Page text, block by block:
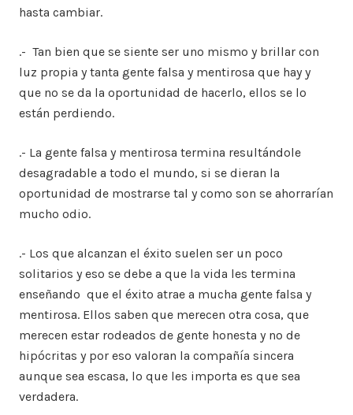
hasta cambiar.
.- Tan bien que se siente ser uno mismo y brillar con
luz propia y tanta gente falsa y mentirosa que hay y
que no se da la oportunidad de hacerlo, ellos se lo
están perdiendo.
.- La gente falsa y mentirosa termina resultándole
desagradable a todo el mundo, si se dieran la
oportunidad de mostrarse tal y como son se ahorrarían
mucho odio.
.- Los que alcanzan el éxito suelen ser un poco
solitarios y eso se debe a que la vida les termina
enseñando que el éxito atrae a mucha gente falsa y
mentirosa. Ellos saben que merecen otra cosa, que
merecen estar rodeados de gente honesta y no de
hipócritas y por eso valoran la compañía sincera
aunque sea escasa, lo que les importa es que sea
verdadera.